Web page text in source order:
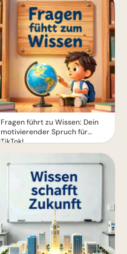
Fragen führt zu Wissen: Dein
motivierender Spruch für
TikTok!